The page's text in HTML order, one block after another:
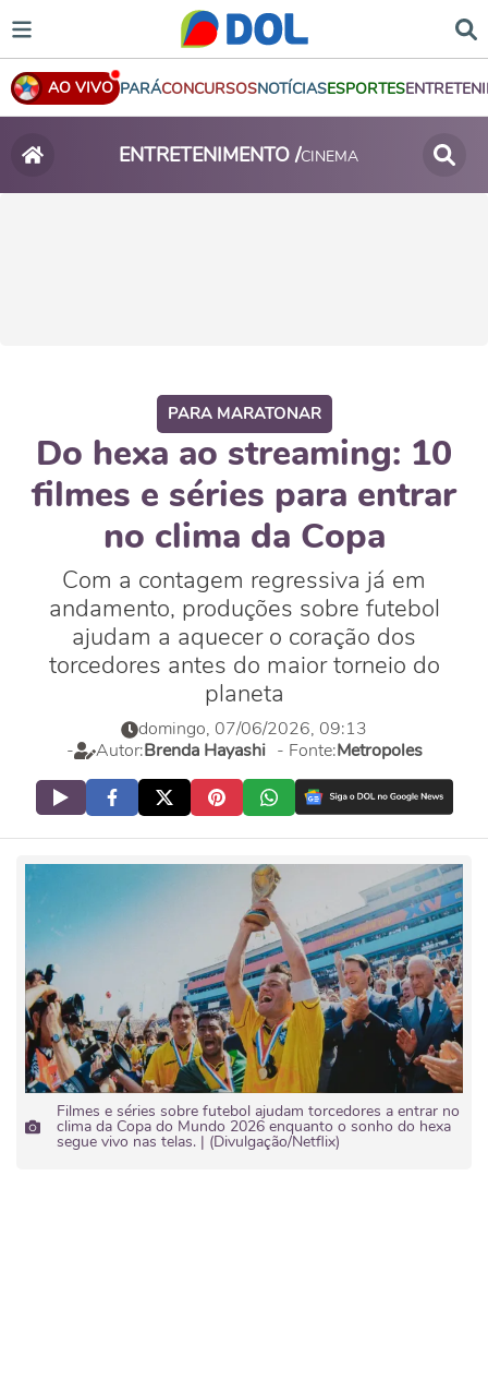
AO VIVO PARÁCONCURSOSNOTÍCIASESPORTES
ENTRETENIMENTO /CINEMA
PARA MARATONAR
Do hexa ao streaming: 10
filmes e séries para entrar
no clima da Copa
Com a contagem regressiva já em
andamento, produções sobre futebol
ajudam a aquecer o coração dos
torcedores antes do maior torneio do
planeta
domingo, 07/06/2026, 09:13
-
Autor:Brenda Hayashi - Fonte:Metropoles
Filmes e séries sobre futebol ajudam torcedores a entrar no
clima da Copa do Mundo 2026 enquanto o sonho do hexa
segue vivo nas telas. | (Divulgação/Netflix)